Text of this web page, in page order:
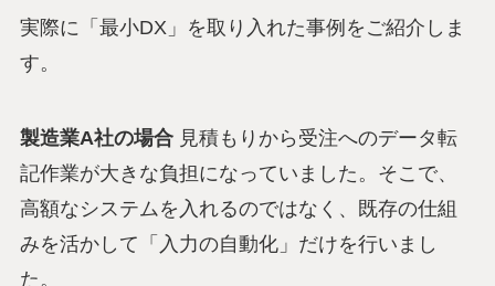
実際に「最小DX」を取り入れた事例をご紹介しま
す。
製造業A社の場合見積もりから受注へのデータ転
記作業が大きな負担になっていました。そこで、
高額なシステムを入れるのではなく、既存の仕組
みを活かして「入力の自動化」だけを行いまし
た。